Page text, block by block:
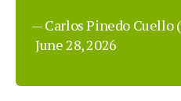
— Carlos Pinedo Cuello
June 28, 2026